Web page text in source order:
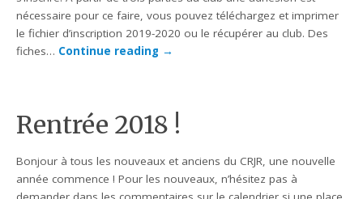
nécessaire pour ce faire, vous pouvez téléchargez et imprimer
le fichier d’inscription 2019-2020 ou le récupérer au club. Des
fiches… Continue reading →
Rentrée 2018 !
Bonjour à tous les nouveaux et anciens du CRJR, une nouvelle
année commence ! Pour les nouveaux, n’hésitez pas à